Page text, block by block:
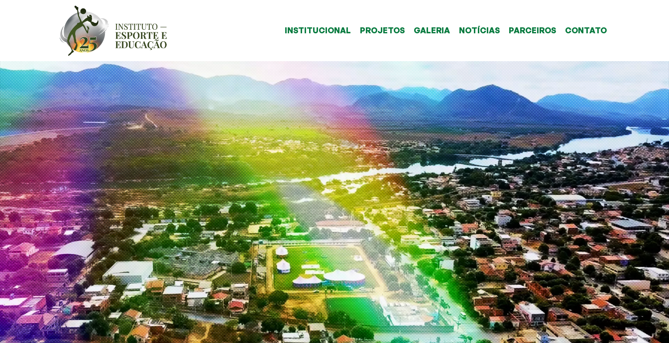
INSTITUCIONAL PROJETOS GALERIA NOTÍCIAS PARCEIROS CONTATO